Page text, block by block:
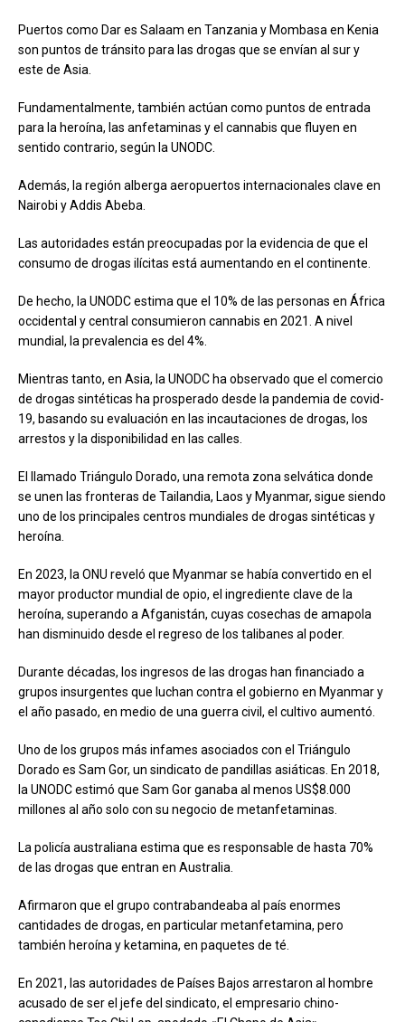
Puertos como Dar es Salaam en Tanzania y Mombasa en Kenia
son puntos de tránsito para las drogas que se envían al sur y
este de Asia.
Fundamentalmente, también actúan como puntos de entrada
para la heroína, las anfetaminas y el cannabis que fluyen en
sentido contrario, según la UNODC.
Además, la región alberga aeropuertos internacionales clave en
Nairobi y Addis Abeba.
Las autoridades están preocupadas por la evidencia de que el
consumo de drogas ilícitas está aumentando en el continente.
De hecho, la UNODC estima que el 10% de las personas en África
occidental y central consumieron cannabis en 2021. A nivel
mundial, la prevalencia es del 4%.
Mientras tanto, en Asia, la UNODC ha observado que el comercio
de drogas sintéticas ha prosperado desde la pandemia de covid-
19, basando su evaluación en las incautaciones de drogas, los
arrestos y la disponibilidad en las calles.
El llamado Triángulo Dorado, una remota zona selvática donde
se unen las fronteras de Tailandia, Laos y Myanmar, sigue siendo
uno de los principales centros mundiales de drogas sintéticas y
heroína.
En 2023, la ONU reveló que Myanmar se había convertido en el
mayor productor mundial de opio, el ingrediente clave de la
heroína, superando a Afganistán, cuyas cosechas de amapola
han disminuido desde el regreso de los talibanes al poder.
Durante décadas, los ingresos de las drogas han financiado a
grupos insurgentes que luchan contra el gobierno en Myanmar y
el año pasado, en medio de una guerra civil, el cultivo aumentó.
Uno de los grupos más infames asociados con el Triángulo
Dorado es Sam Gor, un sindicato de pandillas asiáticas. En 2018,
la UNODC estimó que Sam Gor ganaba al menos US$8.000
millones al año solo con su negocio de metanfetaminas.
La policía australiana estima que es responsable de hasta 70%
de las drogas que entran en Australia.
Afirmaron que el grupo contrabandeaba al país enormes
cantidades de drogas, en particular metanfetamina, pero
también heroína y ketamina, en paquetes de té.
En 2021, las autoridades de Países Bajos arrestaron al hombre
acusado de ser el jefe del sindicato, el empresario chino-